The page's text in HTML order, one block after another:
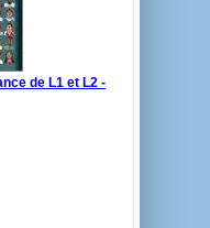
de L1 et L2 -